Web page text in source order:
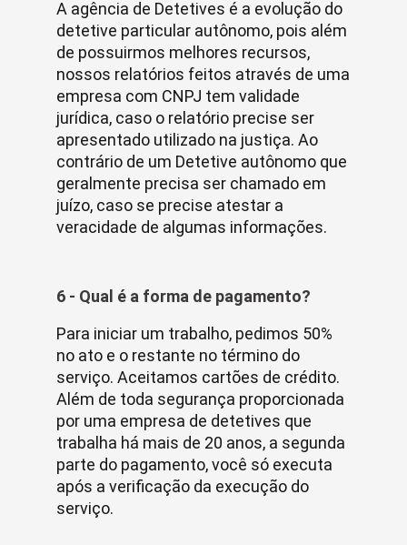
A agência de Detetives é a evolução do
detetive particular autônomo, pois além
de possuirmos melhores recursos,
nossos relatórios feitos através de uma
empresa com CNPJ tem validade
jurídica, caso o relatório precise ser
apresentado utilizado na justiça. Ao
contrário de um Detetive autônomo que
geralmente precisa ser chamado em
juízo, caso se precise atestar a
veracidade de algumas informações.
6 - Qual é a forma de pagamento?
Para iniciar um trabalho, pedimos 50%
no ato e o restante no término do
serviço. Aceitamos cartões de crédito.
Além de toda segurança proporcionada
por uma empresa de detetives que
trabalha há mais de 20 anos, a segunda
parte do pagamento, você só executa
após a verificação da execução do
serviço.